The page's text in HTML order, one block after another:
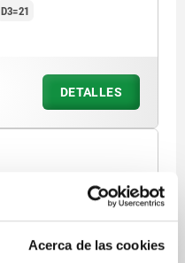
Acerca de las cookies
D3=21
DETALLES